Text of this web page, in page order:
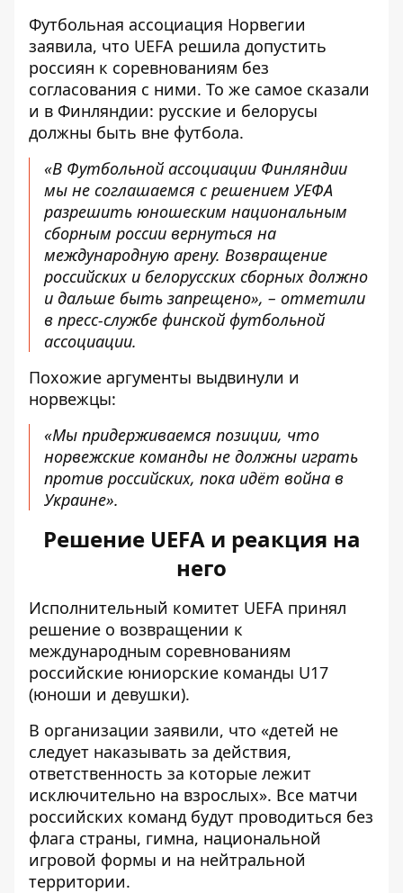
Футбольная ассоциация Норвегии
заявила, что UEFA решила допустить
россиян к соревнованиям без
согласования с ними. То же самое сказали
и в Финляндии: русские и белорусы
должны быть вне футбола.
«В Футбольной ассоциации Финляндии
мы не соглашаемся с решением УЕФА
разрешить юношеским национальным
сборным россии вернуться на
международную арену. Возвращение
российских и белорусских сборных должно
и дальше быть запрещено», – отметили
в пресс-службе финской футбольной
ассоциации.
Похожие аргументы выдвинули и
норвежцы:
«Мы придерживаемся позиции, что
норвежские команды не должны играть
против российских, пока идёт война в
Украине».
Решение UEFA и реакция на
него
Исполнительный комитет UEFA принял
решение о возвращении к
международным соревнованиям
российские юниорские команды U17
(юноши и девушки).
В организации заявили, что «детей не
следует наказывать за действия,
ответственность за которые лежит
исключительно на взрослых». Все матчи
российских команд будут проводиться без
флага страны, гимна, национальной
игровой формы и на нейтральной
территории.